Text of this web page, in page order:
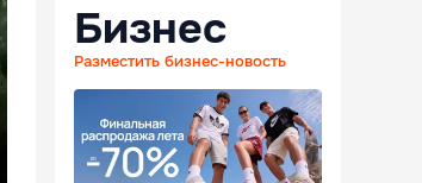
Бизнес
Разместить бизнес-новость